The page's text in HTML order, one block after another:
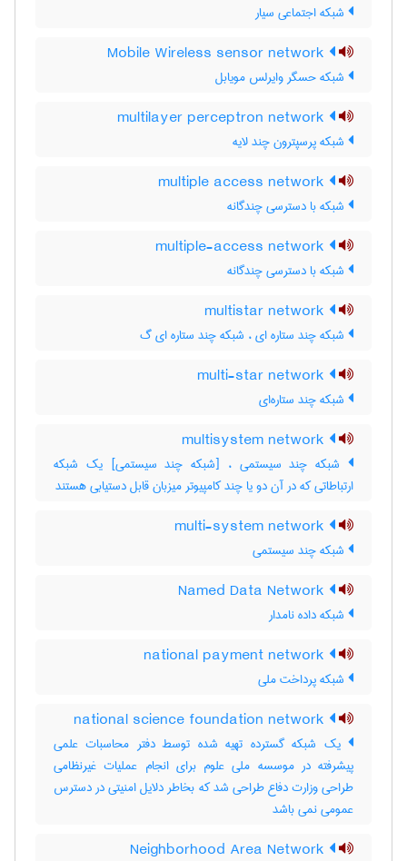
شبکه اجتماعی سیار
شبکه حسگر وایرلس مویابل
شبکه پرسپترون چند لایه
شبکه با دسترسی چندگانه
شبکه با دسترسی چندگانه
شبکه چند ستاره ای ، شبکه چند ستاره ای گ
شبکه چند ستاره‌ای
شبکه چند سیستمی ، [شبکه چند سیستمی] یک شبکه
ارتباطاتی که در آن دو یا چند کامپیوتر میزبان قابل دستیابی هستند
شبکه چند سیستمی
شبکه داده نامدار
شبکه پرداخت ملی
یک شبکه گسترده تهیه شده توسط دفتر محاسبات علمی
پیشرفته در موسسه ملی علوم برای انجام عملیات غیرنظامی
طراحی وزارت دفاع طراحی شد که بخاطر دلایل امنیتی در دسترس
عمومی نمی باشد